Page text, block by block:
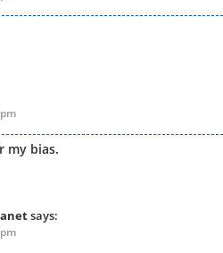
my bias.
says: